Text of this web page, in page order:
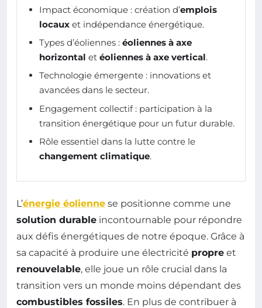
Impact économique : création d’emplois
locaux et indépendance énergétique.
Types d’éoliennes : éoliennes à axe
horizontal et éoliennes à axe vertical.
Technologie émergente : innovations et
avancées dans le secteur.
Engagement collectif : participation à la
transition énergétique pour un futur durable.
Rôle essentiel dans la lutte contre le
changement climatique.
L’énergie éolienne se positionne comme une
solution durable incontournable pour répondre
aux défis énergétiques de notre époque. Grâce à
sa capacité à produire une électricité propre et
renouvelable, elle joue un rôle crucial dans la
transition vers un monde moins dépendant des
combustibles fossiles. En plus de contribuer à